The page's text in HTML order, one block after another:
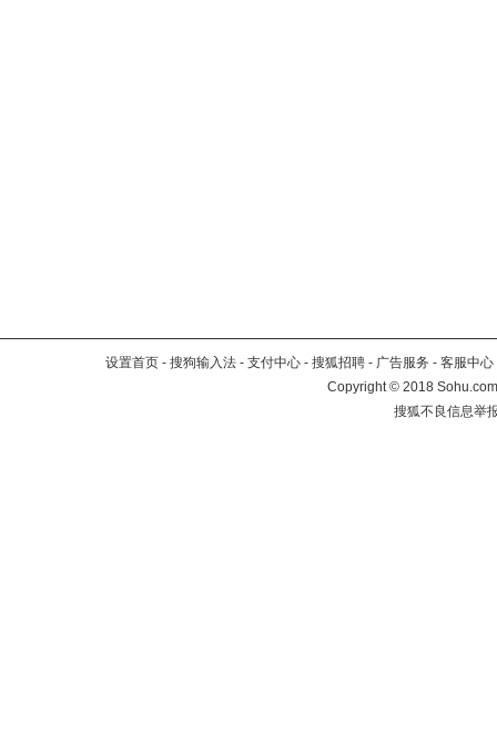
设置首页 - 搜狗输入法 - 支付中心 - 搜狐招聘 - 广告服务 - 客服中心
Copyright©2018
搜狐不良信息举